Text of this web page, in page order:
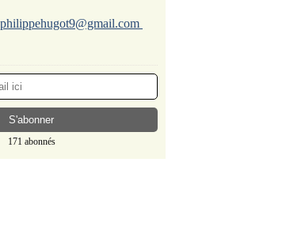
philippehugot9@gmail.com
171 abonnés